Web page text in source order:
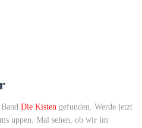
Die Kisten gefunden. Werde jetzt
uppen. Mal sehen, ob wir im